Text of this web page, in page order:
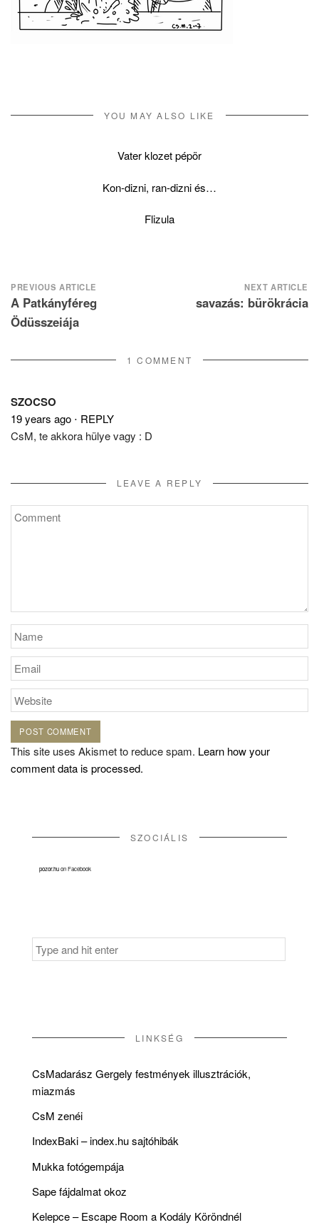
YOU MAY ALSO LIKE
Vater klozet pépör
Kon-dizni, ran-dizni és…
Flizula
Post
navigation
PREVIOUS ARTICLE
A Patkányféreg
Ödüsszeiája
NEXT ARTICLE
savazás: bürökrácia
1 COMMENT
SZOCSO
19 years ago ⋅ REPLY
CsM, te akkora hülye vagy : D
LEAVE A REPLY
This site uses Akismet to reduce spam. Learn how your
comment data is processed.
SZOCIÁLIS
pozor.huon Facebook
Search
for:
LINKSÉG
CsMadarász Gergely festmények illusztrációk,
miazmás
CsM zenéi
IndexBaki – index.hu sajtóhibák
Mukka fotógempája
Sape fájdalmat okoz
Kelepce – Escape Room a Kodály Köröndnél